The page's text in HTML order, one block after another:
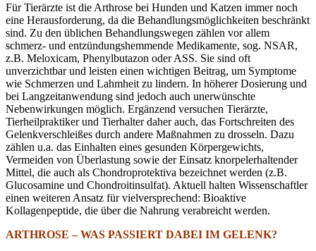
Für Tierärzte ist die Arthrose bei Hunden und Katzen immer noch
eine Herausforderung, da die Behandlungsmöglichkeiten beschränkt
sind. Zu den üblichen Behandlungswegen zählen vor allem
schmerz- und entzündungshemmende Medikamente, sog. NSAR,
z.B. Meloxicam, Phenylbutazon oder ASS. Sie sind oft
unverzichtbar und leisten einen wichtigen Beitrag, um Symptome
wie Schmerzen und Lahmheit zu lindern. In höherer Dosierung und
bei Langzeitanwendung sind jedoch auch unerwünschte
Nebenwirkungen möglich. Ergänzend versuchen Tierärzte,
Tierheilpraktiker und Tierhalter daher auch, das Fortschreiten des
Gelenkverschleißes durch andere Maßnahmen zu drosseln. Dazu
zählen u.a. das Einhalten eines gesunden Körpergewichts,
Vermeiden von Überlastung sowie der Einsatz knorpelerhaltender
Mittel, die auch als Chondroprotektiva bezeichnet werden (z.B.
Glucosamine und Chondroitinsulfat). Aktuell halten Wissenschaftler
einen weiteren Ansatz für vielversprechend: Bioaktive
Kollagenpeptide, die über die Nahrung verabreicht werden.
ARTHROSE – WAS PASSIERT DABEI IM GELENK?